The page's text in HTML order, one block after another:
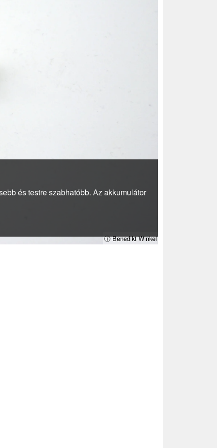
ⓘ Benedikt Winkel
és testre szabhatóbb. Az akkumulátor